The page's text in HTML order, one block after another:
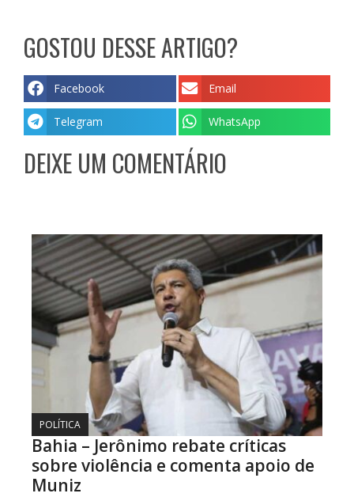
GOSTOU DESSE ARTIGO?
Facebook Email
Telegram WhatsApp
DEIXE UM COMENTÁRIO
POLÍTICA
Bahia – Jerônimo rebate críticas
sobre violência e comenta apoio de
Muniz